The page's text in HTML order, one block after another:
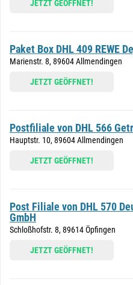
JETZT GEÖFFNET!
Paket Box DHL 409 REWE
Marienstr. 8, 89604 Allmendingen
JETZT GEÖFFNET!
Postfiliale von DHL 566
Hauptstr. 10, 89604 Allmendingen
JETZT GEÖFFNET!
Post Filiale von DHL 570
GmbH
Schloßhofstr. 8, 89614 Öpfingen
JETZT GEÖFFNET!